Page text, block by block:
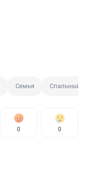
Семья Спальный
0 0